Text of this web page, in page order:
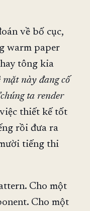
về bố cục,
warm paper
tông kia
mặt này đang cố
ta render
thiết kế tốt
rồi đưa ra
tiếng thi
Cho một
Cho một